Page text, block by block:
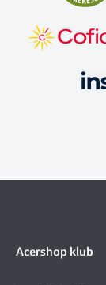
Acershop klub